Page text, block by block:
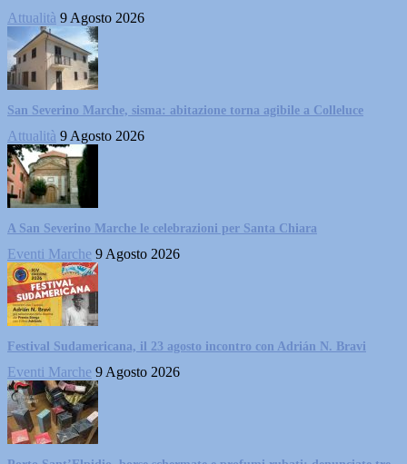
Attualità 9 Agosto 2026
San Severino Marche, sisma: abitazione torna agibile a Colleluce
Attualità 9 Agosto 2026
A San Severino Marche le celebrazioni per Santa Chiara
Eventi Marche 9 Agosto 2026
Festival Sudamericana, il 23 agosto incontro con Adrián N. Bravi
Eventi Marche 9 Agosto 2026